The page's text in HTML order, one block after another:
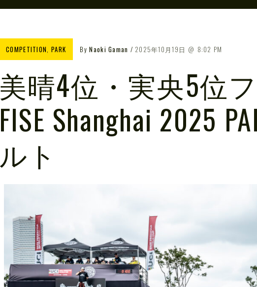
COMPETITION, PARK ByNaoki Gaman 2025年10月19日 8:02 PM
美晴4位・実央5位
FISE Shanghai 2025
ルト